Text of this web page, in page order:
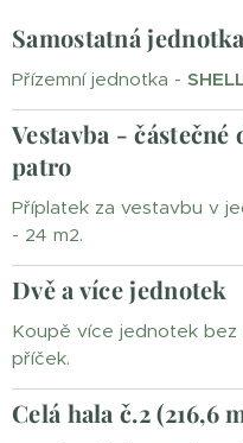
Samostatná
Přízemní jednotka -
Vestavba - částečné
patro
Příplatek za vestavbu v
- 24 m2.
Dvě a více jednotek
Koupě více jednotek bez
příček.
Celá hala č.2 (216,6